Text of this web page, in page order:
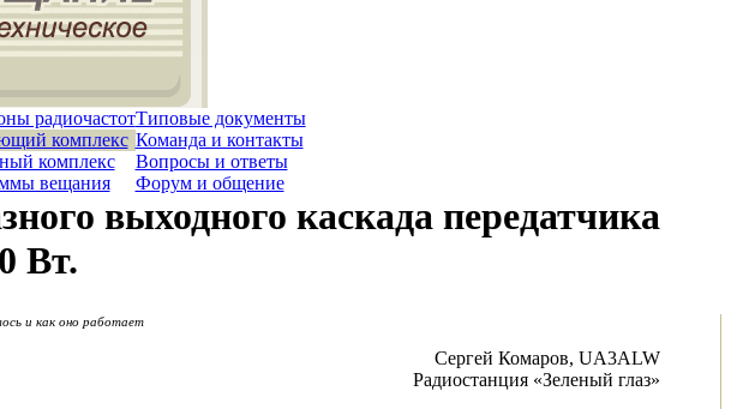
радиочастотТиповые документы
комплекс Команда и контакты
комплекс
Вопросы и ответы
вещания Форум и общение
выходного каскада передатчика
Вт.
и как оно работает
Сергей Комаров, UA3ALW
Радиостанция «Зеленый глаз»